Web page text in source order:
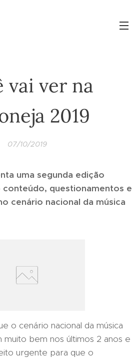
vai ver na
2019
07/10/2019
uma segunda edição
conteúdo, questionamentos e
cenário nacional da música
o cenário nacional da música
muito bem nos últimos 2 anos e
urgente para que o